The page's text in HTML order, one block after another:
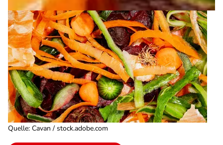
Quelle: Cavan / stock.adobe.com